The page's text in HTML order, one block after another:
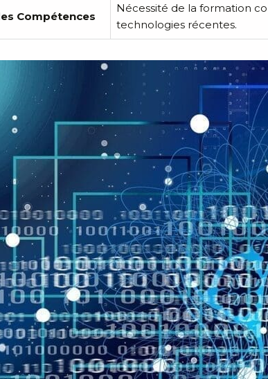
Compétences
Nécessité de la formation
technologies récentes.